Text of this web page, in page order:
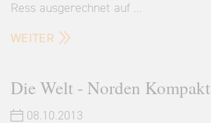
Ress ausgerechnet auf …
WEITER
Die Welt - Norden Kompakt
08.10.2013